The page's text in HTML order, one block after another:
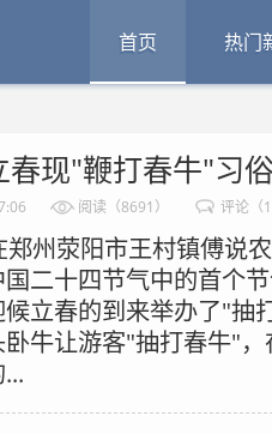
首页 热门
春现"鞭打春牛"习
阅读（8691） 评论（
州荥阳市王村镇傅说
十四节气中的首个
立春的到来举办了"抽
牛让游客"抽打春牛"